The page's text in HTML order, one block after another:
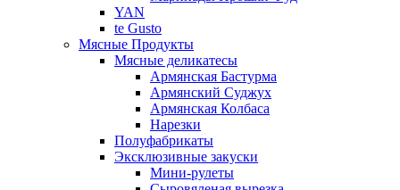
YAN
te Gusto
Мясные Продукты
Мясные деликатесы
Армянская Бастурма
Армянский Суджух
Армянская Колбаса
Нарезки
Полуфабрикаты
Эксклюзивные закуски
Мини-рулеты